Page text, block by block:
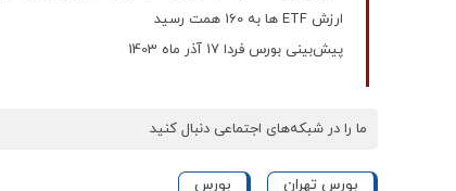
ارزش ETF ها به 160 همت رسید
پیش‌بینی بورس فردا 17 آذر ماه 1403
ما را در شبکه‌های اجتماعی دنبال کنید
بورس تهران بورس